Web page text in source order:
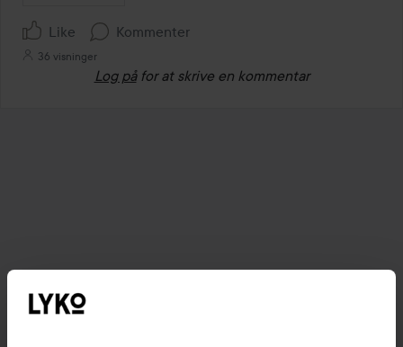
Like Kommenter
36 visninger
Log på for at skrive en kommentar